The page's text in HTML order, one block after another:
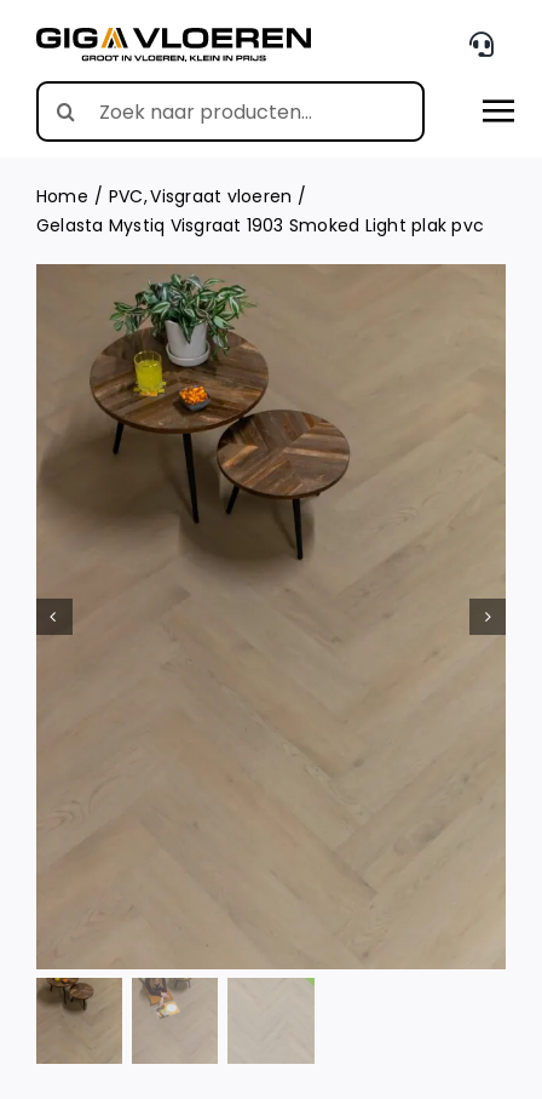
content
Search
for:
Home PVC Visgraat vloeren
Gelasta Mystiq Visgraat 1903 Smoked Light plak pvc